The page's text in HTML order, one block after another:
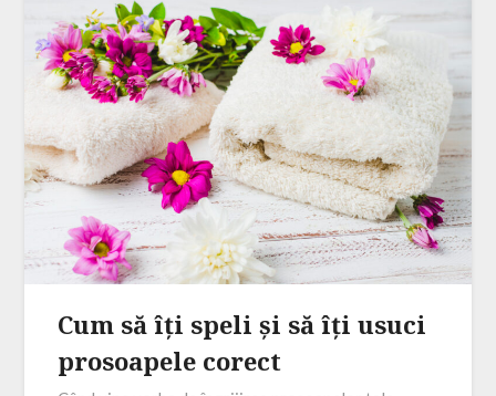
Cum să îți speli și să îți usuci
prosoapele corect